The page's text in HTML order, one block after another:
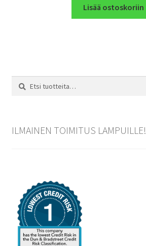
Lisää ostoskoriin
Etsi:
Haku
ILMAINEN TOIMITUS LAMPUILLE!